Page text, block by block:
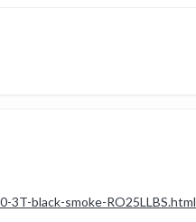
black-smoke-RO25LLBS.html